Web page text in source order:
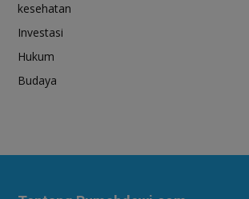
kesehatan
Investasi
Hukum
Budaya